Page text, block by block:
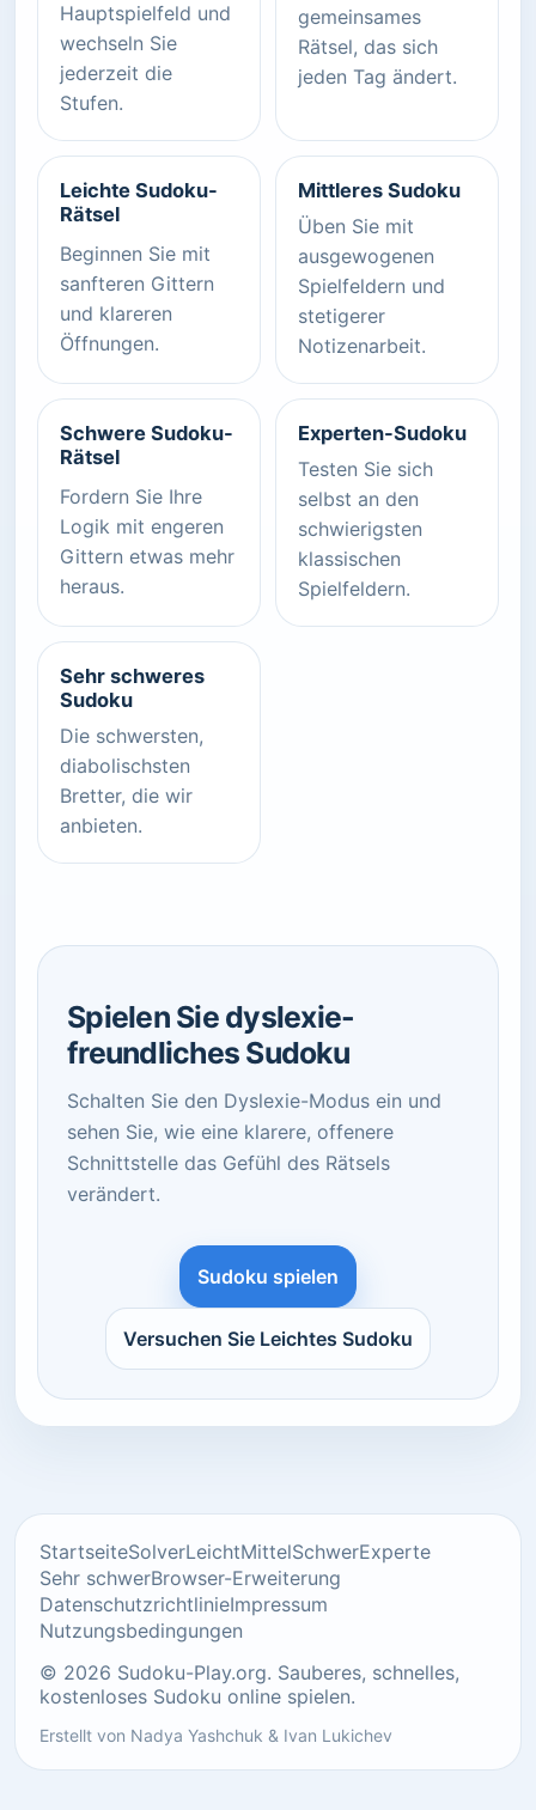
Hauptspielfeld und
wechseln Sie
jederzeit die
Stufen.
gemeinsames
Rätsel, das sich
jeden Tag ändert.
Leichte Sudoku-
Rätsel
Beginnen Sie mit
sanfteren Gittern
und klareren
Öffnungen.
Mittleres Sudoku
Üben Sie mit
ausgewogenen
Spielfeldern und
stetigerer
Notizenarbeit.
Schwere Sudoku-
Rätsel
Fordern Sie Ihre
Logik mit engeren
Gittern etwas mehr
heraus.
Experten-Sudoku
Testen Sie sich
selbst an den
schwierigsten
klassischen
Spielfeldern.
Sehr schweres
Sudoku
Die schwersten,
diabolischsten
Bretter, die wir
anbieten.
Spielen Sie dyslexie-
freundliches Sudoku
Schalten Sie den Dyslexie-Modus ein und
sehen Sie, wie eine klarere, offenere
Schnittstelle das Gefühl des Rätsels
verändert.
Sudoku spielen
Versuchen Sie Leichtes Sudoku
StartseiteSolverLeichtMittelSchwerExperte
Sehr schwerBrowser-Erweiterung
DatenschutzrichtlinieImpressum
Nutzungsbedingungen
© 2026 Sudoku-Play.org. Sauberes, schnelles,
kostenloses Sudoku online spielen.
Erstellt von Nadya Yashchuk & Ivan Lukichev